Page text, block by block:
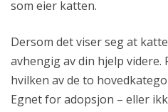
som eier katten.
Dersom det viser seg at
avhengig av din hjelp
hvilken av de to
Egnet for adopsjon – eller